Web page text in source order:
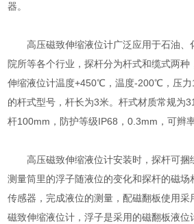
器。
高压磁致伸缩液位计广泛应用于石油、
院所等各个行业，探杆分为杆式和缆式两
伸缩液位计温度+450℃，温度-200℃，压力
的杆式型号，杆长为3米。杆式材质常规为
杆100mm，防护等级IP68，0.3mm，可辫
高压磁致伸缩液位计安装时，探杆可捆
测量筒里的浮子随液位的变化和探杆的磁场
传感器，完成液位的测量，配磁翻板使用
磁致伸缩液位计，浮子是采用的磁翻板液位